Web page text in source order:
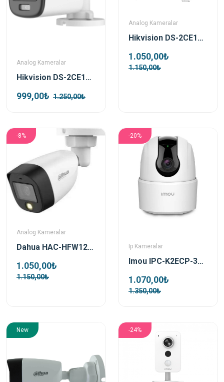
Analog Kameralar
Hikvision DS-2CE10DF0T-LPFS 2 MP 2.8 Mm Sesli Colorvu Analog Bullet Güvenlik Kamerası
999,00₺ 1.250,00₺
Analog Kameralar
Hikvision DS-2CE10DF0T-PF TVI 2mp 3.6mm Colorvu Bullet Kamera
1.050,00₺
1.150,00₺
-8%
Analog Kameralar
Dahua HAC-HFW1209CP-LED-0360B 2MP 3.6mm Full Color Bullet Kamera
1.050,00₺
1.150,00₺
-20%
Ip Kameralar
Imou IPC-K2ECP-3H1W 3 MP Ranger 2C İç Ortam Kablosuz PT Ip Güvenlik Kamerası
1.070,00₺
1.350,00₺
New -24%